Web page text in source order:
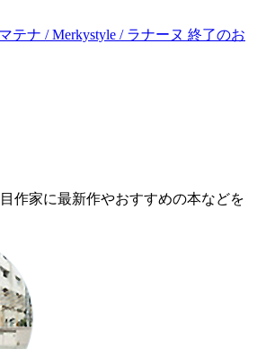
テナ / Merkystyle / ラナーヌ 終了のお
作家に最新作やおすすめの本などを